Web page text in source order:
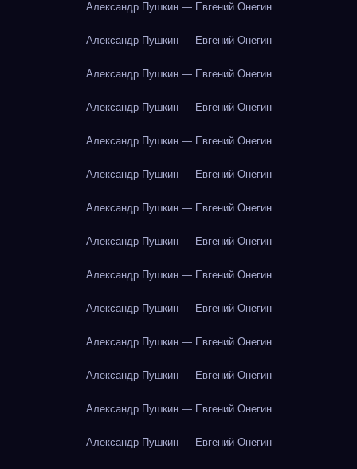
Александр Пушкин — Евгений Онегин
Александр Пушкин — Евгений Онегин
Александр Пушкин — Евгений Онегин
Александр Пушкин — Евгений Онегин
Александр Пушкин — Евгений Онегин
Александр Пушкин — Евгений Онегин
Александр Пушкин — Евгений Онегин
Александр Пушкин — Евгений Онегин
Александр Пушкин — Евгений Онегин
Александр Пушкин — Евгений Онегин
Александр Пушкин — Евгений Онегин
Александр Пушкин — Евгений Онегин
Александр Пушкин — Евгений Онегин
Александр Пушкин — Евгений Онегин